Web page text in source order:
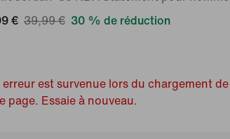
€ 39,99 € 30 % de réduction
erreur est survenue lors du chargement de
page. Essaie à nouveau.